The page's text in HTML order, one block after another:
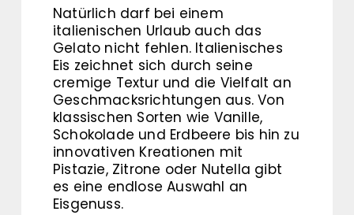
Natürlich darf bei einem
italienischen Urlaub auch das
Gelato nicht fehlen. Italienisches
Eis zeichnet sich durch seine
cremige Textur und die Vielfalt an
Geschmacksrichtungen aus. Von
klassischen Sorten wie Vanille,
Schokolade und Erdbeere bis hin zu
innovativen Kreationen mit
Pistazie, Zitrone oder Nutella gibt
es eine endlose Auswahl an
Eisgenuss.